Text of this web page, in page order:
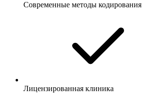
Современные методы кодирования
Лицензированная клиника